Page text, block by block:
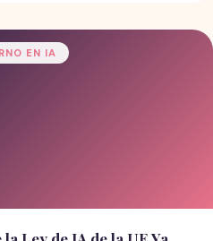
las decisiones pedagógicas
EN IA